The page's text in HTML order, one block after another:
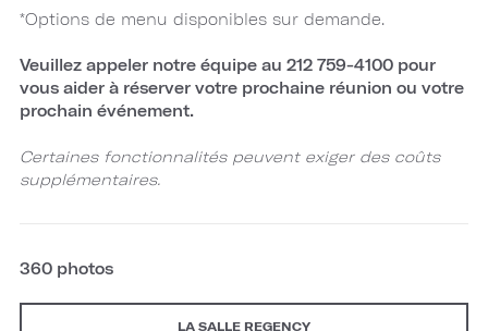
*Options de menu disponibles sur demande.
Veuillez appeler notre équipe au 212 759-4100 pour
vous aider à réserver votre prochaine réunion ou votre
prochain événement.
Certaines fonctionnalités peuvent exiger des coûts
supplémentaires.
360 photos
LA SALLE REGENCY